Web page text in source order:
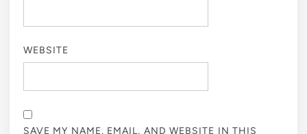
WEBSITE
SAVE MY NAME, EMAIL, AND WEBSITE IN THIS